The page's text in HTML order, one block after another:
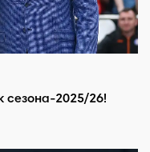
сезона-2025/26!